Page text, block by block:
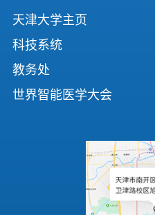
天津大学主页
科技系统
教务处
世界智能医学大会